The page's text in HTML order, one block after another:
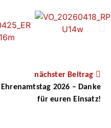
nächster Beitrag
Ehrenamtstag 2026 – Danke
für euren Einsatz!